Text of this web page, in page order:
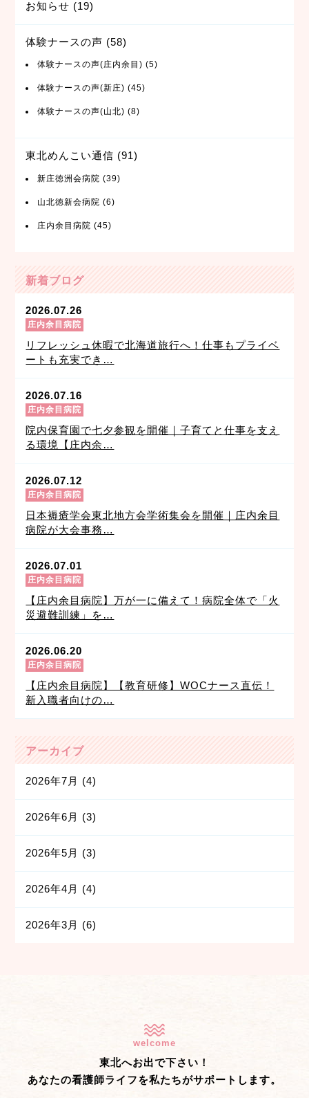
お知らせ (19)
体験ナースの声 (58)
体験ナースの声(庄内余目) (5)
体験ナースの声(新庄) (45)
体験ナースの声(山北) (8)
東北めんこい通信 (91)
新庄徳洲会病院 (39)
山北徳新会病院 (6)
庄内余目病院 (45)
新着ブログ
2026.07.26
庄内余目病院
リフレッシュ休暇で北海道旅行へ！仕事もプライベ
ートも充実でき…
2026.07.16
庄内余目病院
院内保育園で七夕参観を開催｜子育てと仕事を支え
る環境【庄内余…
2026.07.12
庄内余目病院
日本褥瘡学会東北地方会学術集会を開催｜庄内余目
病院が大会事務…
2026.07.01
庄内余目病院
【庄内余目病院】万が一に備えて！病院全体で「火
災避難訓練」を…
2026.06.20
庄内余目病院
【庄内余目病院】【教育研修】WOCナース直伝！
新入職者向けの…
アーカイブ
2026年7月 (4)
2026年6月 (3)
2026年5月 (3)
2026年4月 (4)
2026年3月 (6)
welcome
東北へお出で下さい！
あなたの看護師ライフを私たちがサポートします。